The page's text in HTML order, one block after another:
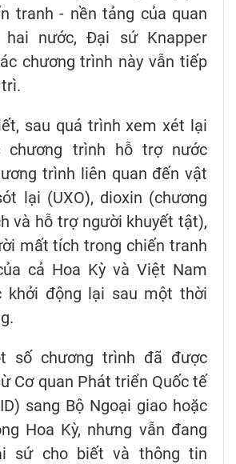
tranh - nền tảng của quan
nước, Đại sứ Knapper
chương trình này vẫn tiếp
sau quá trình xem xét lại
chương trình hỗ trợ nước
trình liên quan đến vật
lại (UXO), dioxin (chương
và hỗ trợ người khuyết tật),
mất tích trong chiến tranh
cả Hoa Kỳ và Việt Nam
khởi động lại sau một thời
số chương trình đã được
Cơ quan Phát triển Quốc tế
sang Bộ Ngoại giao hoặc
Hoa Kỳ, nhưng vẫn đang
sứ cho biết và thông tin